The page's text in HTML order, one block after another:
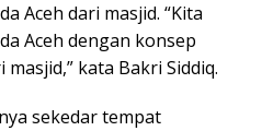
Aceh dari masjid. “Kita
Aceh dengan konsep
kata Bakri Siddiq.
sekedar tempat